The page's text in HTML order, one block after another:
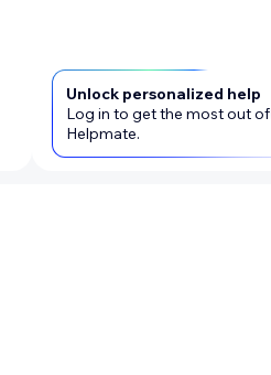
Unlock personalized help
Log in to get the most out of
Helpmate.